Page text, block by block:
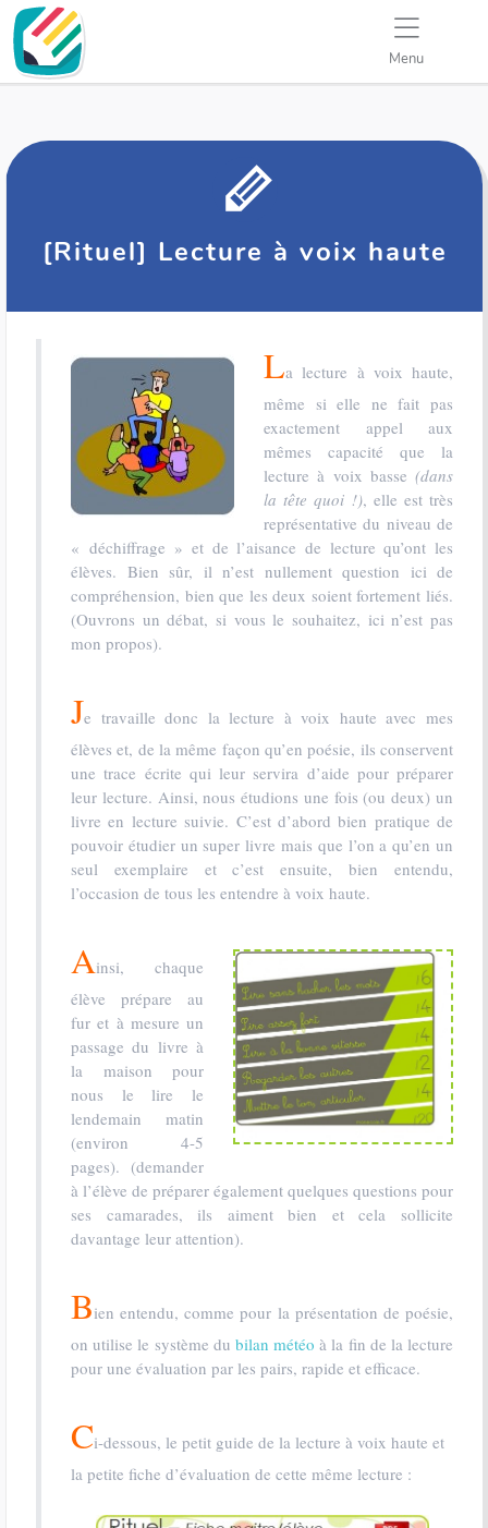
Menu
[Rituel] Lecture à voix haute
La lecture à voix haute,
même si elle ne fait pas
exactement appel aux
mêmes capacité que la
lecture à voix basse (dans
la tête quoi !), elle est très
représentative du niveau de
« déchiffrage » et de l’aisance de lecture qu’ont les
élèves. Bien sûr, il n’est nullement question ici de
compréhension, bien que les deux soient fortement liés.
(Ouvrons un débat, si vous le souhaitez, ici n’est pas
mon propos).
Je travaille donc la lecture à voix haute avec mes
élèves et, de la même façon qu’en poésie, ils conservent
une trace écrite qui leur servira d’aide pour préparer
leur lecture. Ainsi, nous étudions une fois (ou deux) un
livre en lecture suivie. C’est d’abord bien pratique de
pouvoir étudier un super livre mais que l’on a qu’en un
seul exemplaire et c’est ensuite, bien entendu,
l’occasion de tous les entendre à voix haute.
Ainsi, chaque
élève prépare au
fur et à mesure un
passage du livre à
la maison pour
nous le lire le
lendemain matin
(environ 4-5
pages). (demander
à l’élève de préparer également quelques questions pour
ses camarades, ils aiment bien et cela sollicite
davantage leur attention).
Bien entendu, comme pour la présentation de poésie,
on utilise le système du bilan météo à la fin de la lecture
pour une évaluation par les pairs, rapide et efficace.
Ci-dessous, le petit guide de la lecture à voix haute et
la petite fiche d’évaluation de cette même lecture :